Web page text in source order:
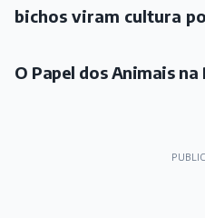
bichos viram cultura
O Papel dos Animais na